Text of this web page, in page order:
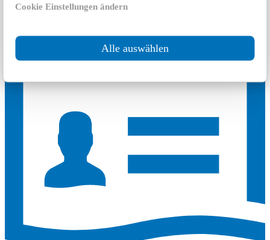
Cookie Einstellungen ändern
Alle auswählen
ساعات العمل
مواقع أخرى قريبة من